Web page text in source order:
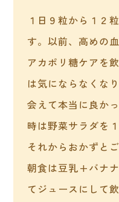
１日９粒から１２
す。以前、高めの
アカポリ糖ケアを
は気にならなくな
会えて本当に良か
時は野菜サラダを
それからおかずと
朝食は豆乳+バナ
てジュースにして